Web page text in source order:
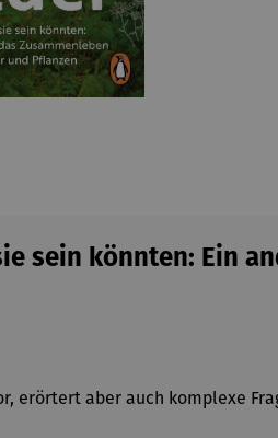
sein könnten: Ein
erörtert aber auch komplexe